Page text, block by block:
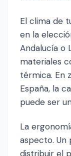
El clima de
en la
Andalucía o
materiales
térmica. En
España, la
puede ser
La
aspecto. Un
distribuir el